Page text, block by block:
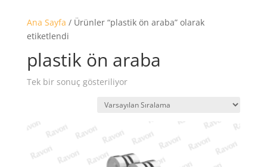
Ana Sayfa / Ürünler “plastik ön araba” olarak
etiketlendi
plastik ön araba
Tek bir sonuç gösteriliyor